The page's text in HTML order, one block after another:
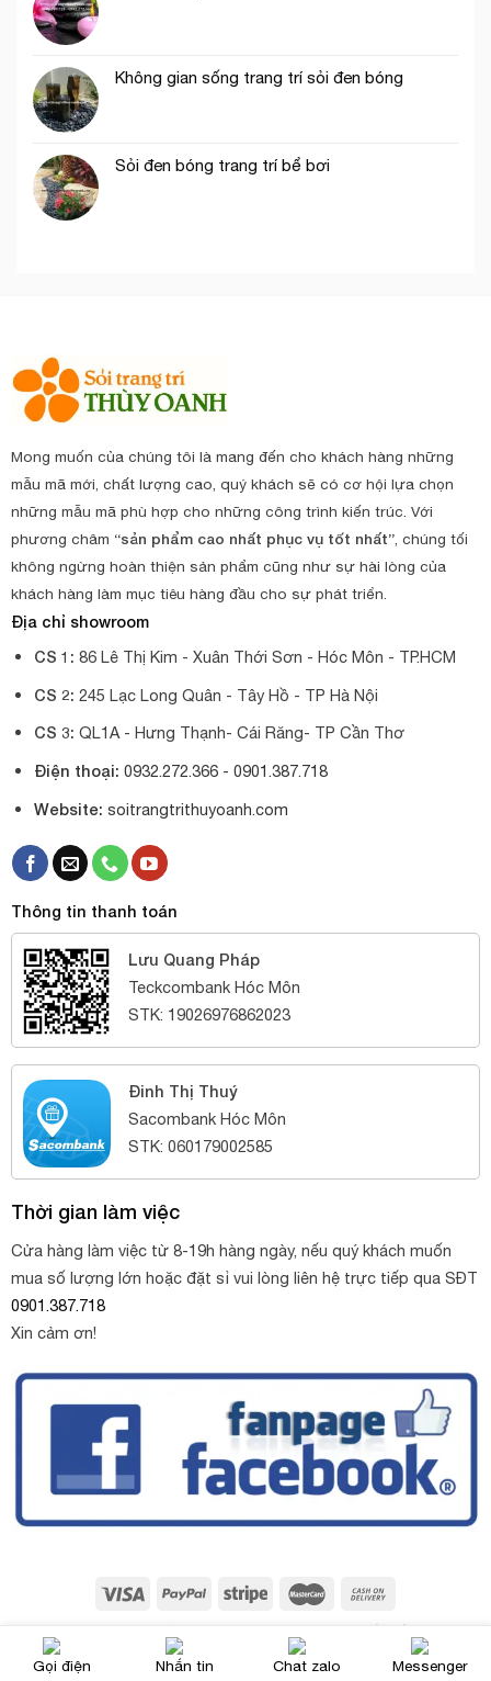
Không gian sống trang trí sỏi đen bóng
Sỏi đen bóng trang trí bể bơi
Mong muốn của chúng tôi là mang đến cho khách hàng những
mẫu mã mới, chất lượng cao, quý khách sẽ có cơ hội lựa chọn
những mẫu mã phù hợp cho những công trình kiến trúc. Với
phương châm “sản phẩm cao nhất phục vụ tốt nhất”, chúng tối
không ngừng hoàn thiện sản phẩm cũng như sự hài lòng của
khách hàng làm mục tiêu hàng đầu cho sự phát triển.
Địa chỉ showroom
CS 1: 86 Lê Thị Kim - Xuân Thới Sơn - Hóc Môn - TP.HCM
CS 2: 245 Lạc Long Quân - Tây Hồ - TP Hà Nội
CS 3: QL1A - Hưng Thạnh- Cái Răng- TP Cần Thơ
Điện thoại: 0932.272.366 - 0901.387.718
Website: soitrangtrithuyoanh.com
Thông tin thanh toán
Lưu Quang Pháp
Teckcombank Hóc Môn
STK: 19026976862023
Đinh Thị Thuý
Sacombank Hóc Môn
STK: 060179002585
Thời gian làm việc
Cửa hàng làm việc từ 8-19h hàng ngày, nếu quý khách muốn
mua số lượng lớn hoặc đặt sỉ vui lòng liên hệ trực tiếp qua SĐT
0901.387.718
Xin cảm ơn!
NinhBinhWeb.com
Gọi điện Nhắn tin Chat zalo Messenger